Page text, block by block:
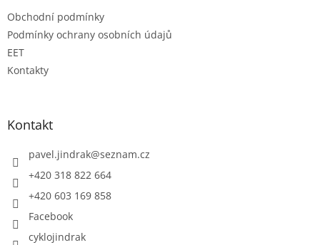
Obchodní podmínky
Podmínky ochrany osobních údajů
EET
Kontakty
Kontakt
pavel.jindrak@seznam.cz
+420 318 822 664
+420 603 169 858
Facebook
cyklojindrak